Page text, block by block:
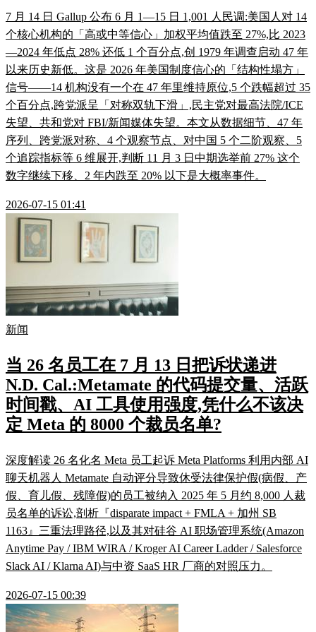
7 月 14 日 Gallup 公布 6 月 1—15 日 1,001 人民调:美国人对 14
个核心机构的「高或中等信心」加权平均值跌至 27%,比 2023
—2024 年低点 28% 还低 1 个百分点,创 1979 年调查启动 47 年
以来历史新低。这是 2026 年美国制度信心的「结构性塌方」
信号——14 机构没有一个在 47 年里维持原位,5 个跌幅超过 35
个百分点,跨党派呈「对称双轨下滑」,民主党对最高法院/ICE
失望、共和党对 FBI/新闻媒体失望。本文从数据细节、47 年
序列、跨党派对称、4 个观察节点、对中国 5 个二阶观察、5
个追踪指标等 6 维展开,判断 11 月 3 日中期选举前 27% 这个
数字继续下移、2 年内跌至 20% 以下是大概率事件。
2026-07-15 01:41
新闻
当 26 名员工在 7 月 13 日把诉状递进
N.D. Cal.:Metamate 的代码提交量、活跃
时间戳、AI 工具使用强度,凭什么不该决
定 Meta 的 8000 个裁员名单?
深度解读 26 名化名 Meta 员工起诉 Meta Platforms 利用内部 AI
聊天机器人 Metamate 自动评分导致休受法律保护假(病假、产
假、育儿假、残障假)的员工被纳入 2025 年 5 月约 8,000 人裁
员名单的诉讼,剖析『disparate impact + FMLA + 加州 SB
1163』三重法理路径,以及其对硅谷 AI 职场管理系统(Amazon
Anytime Pay / IBM WIRA / Kroger AI Career Ladder / Salesforce
Slack AI / Klarna AI)与中资 SaaS HR 厂商的对照压力。
2026-07-15 00:39